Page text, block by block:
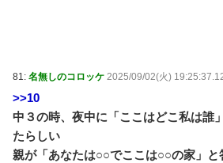
81: 名無しのコロッケ 2025/09/02(火)
>>10
中３の時、夜中に「ここはどこ私は誰
たらしい
親が「あなたは○○でここは○○の家」と